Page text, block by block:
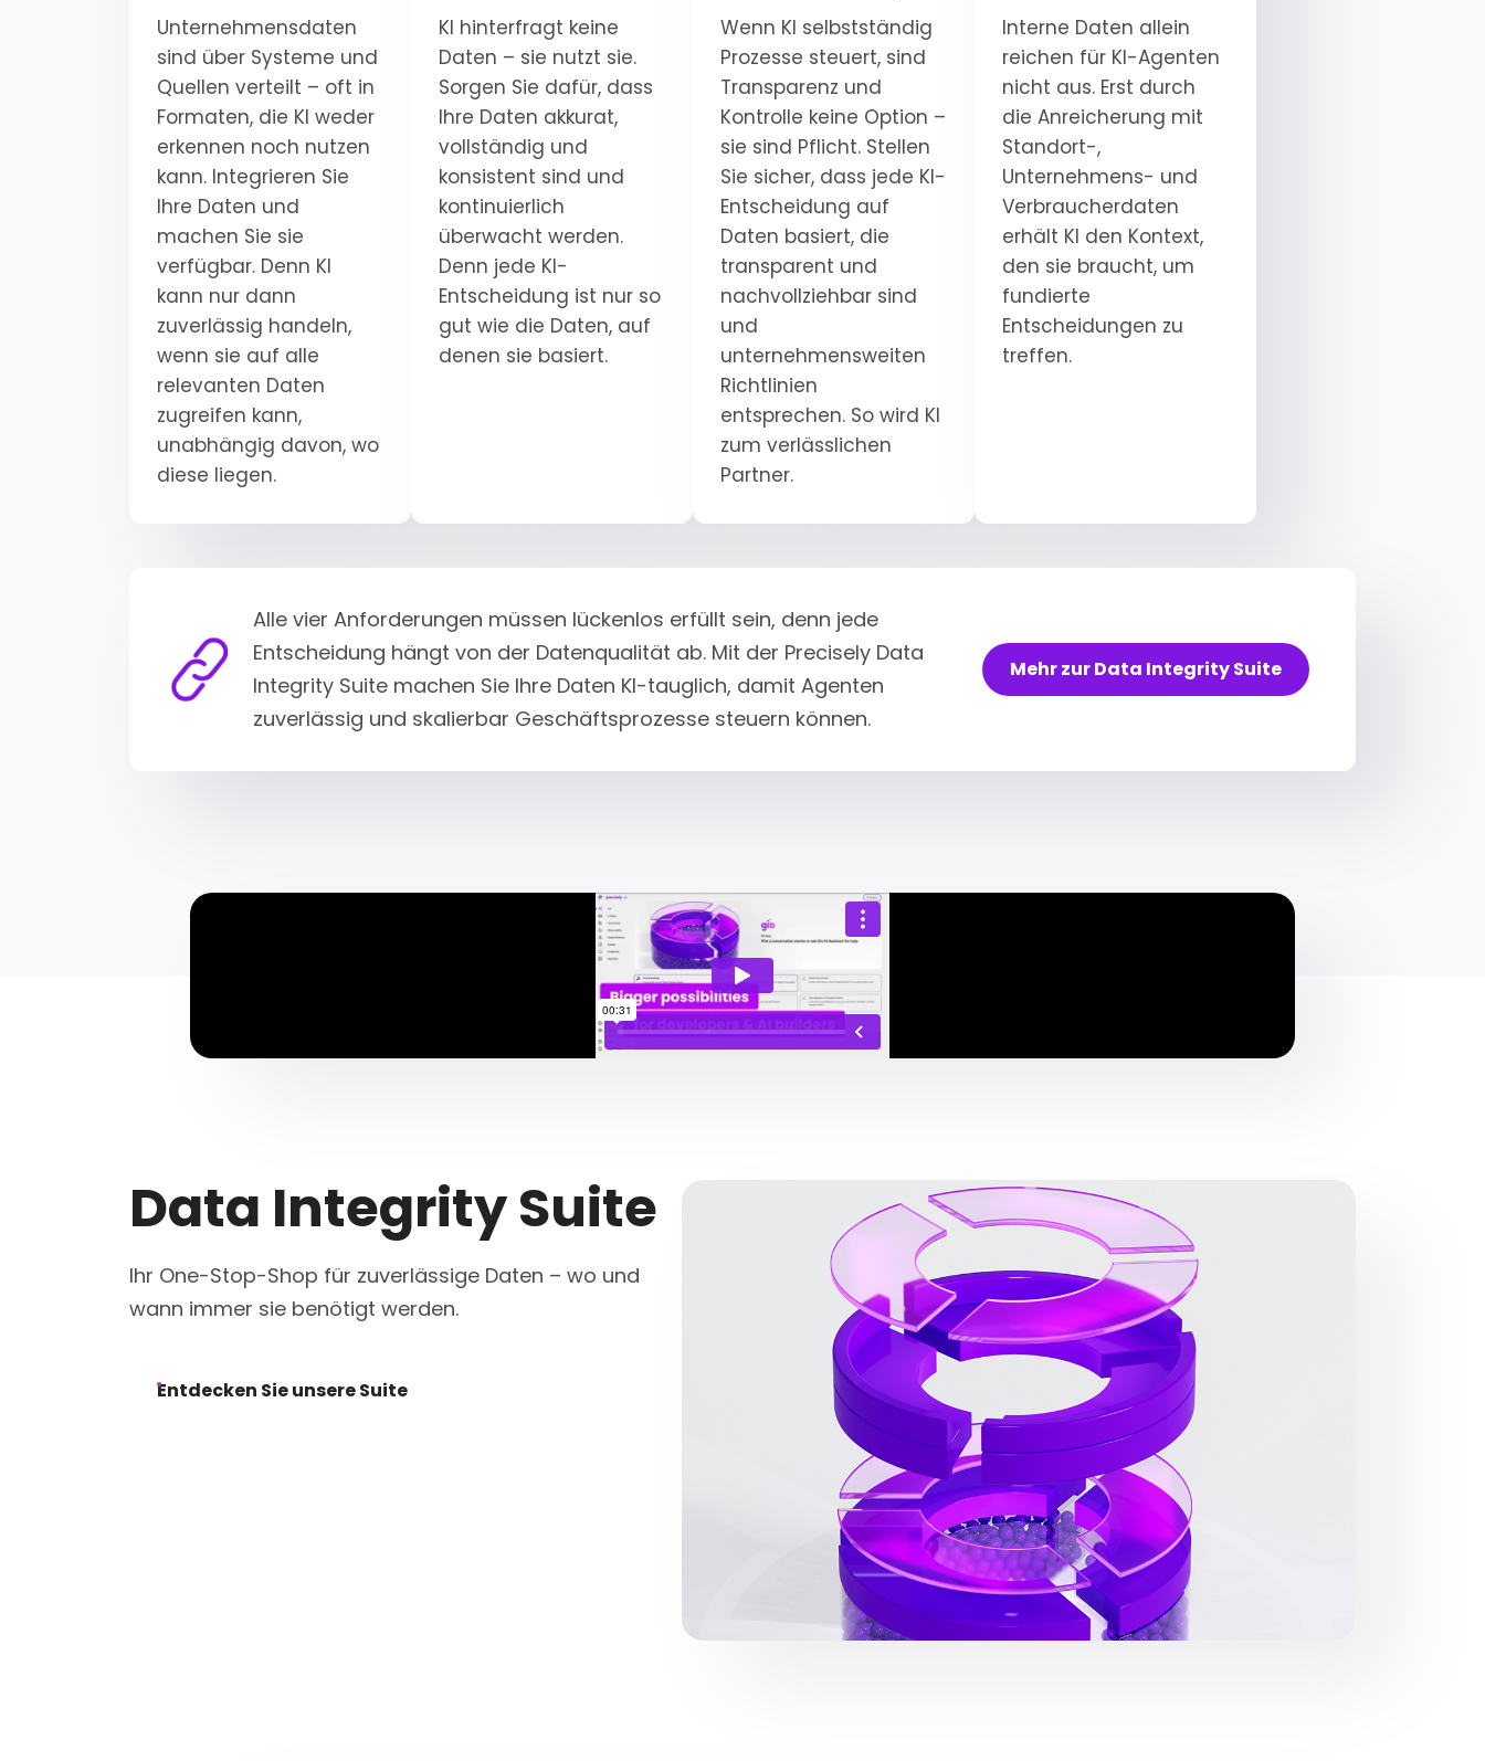
Unternehmensdaten
sind über Systeme und
Quellen verteilt – oft in
Formaten, die KI weder
erkennen noch nutzen
kann. Integrieren Sie
Ihre Daten und
machen Sie sie
verfügbar. Denn KI
kann nur dann
zuverlässig handeln,
wenn sie auf alle
relevanten Daten
zugreifen kann,
unabhängig davon, wo
diese liegen.
KI hinterfragt keine
Daten – sie nutzt sie.
Sorgen Sie dafür, dass
Ihre Daten akkurat,
vollständig und
konsistent sind und
kontinuierlich
überwacht werden.
Denn jede KI-
Entscheidung ist nur so
gut wie die Daten, auf
denen sie basiert.
Wenn KI selbstständig
Prozesse steuert, sind
Transparenz und
Kontrolle keine Option –
sie sind Pflicht. Stellen
Sie sicher, dass jede KI-
Entscheidung auf
Daten basiert, die
transparent und
nachvollziehbar sind
und
unternehmensweiten
Richtlinien
entsprechen. So wird KI
zum verlässlichen
Partner.
Interne Daten allein
reichen für KI-Agenten
nicht aus. Erst durch
die Anreicherung mit
Standort-,
Unternehmens- und
Verbraucherdaten
erhält KI den Kontext,
den sie braucht, um
fundierte
Entscheidungen zu
treffen.
Alle vier Anforderungen müssen lückenlos erfüllt sein, denn jede
Entscheidung hängt von der Datenqualität ab. Mit der Precisely Data
Integrity Suite machen Sie Ihre Daten KI-tauglich, damit Agenten
zuverlässig und skalierbar Geschäftsprozesse steuern können.
Mehr zur Data Integrity Suite
Data Integrity Suite
Ihr One-Stop-Shop für zuverlässige Daten – wo und
wann immer sie benötigt werden.
Entdecken Sie unsere Suite